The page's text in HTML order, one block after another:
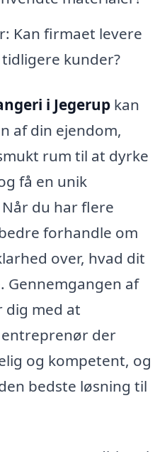
Kan firmaet levere
kunder?
i Jegerup kan
af din ejendom,
rum til at dyrke
få en unik
du har flere
forhandle om
over, hvad dit
af
med at
der
og kompetent, og
bedste løsning til